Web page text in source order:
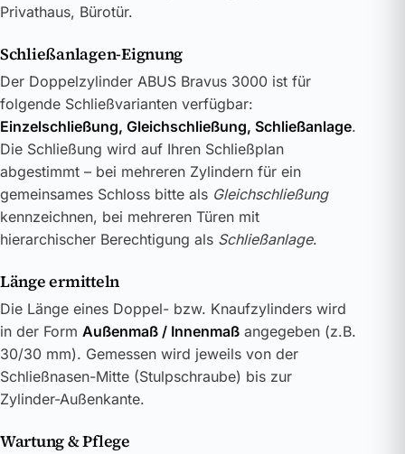
Privathaus, Bürotür.
Schließanlagen-Eignung
Der Doppelzylinder ABUS Bravus 3000 ist für
folgende Schließvarianten verfügbar:
Einzelschließung, Gleichschließung, Schließanlage.
Die Schließung wird auf Ihren Schließplan
abgestimmt – bei mehreren Zylindern für ein
gemeinsames Schloss bitte als Gleichschließung
kennzeichnen, bei mehreren Türen mit
hierarchischer Berechtigung als Schließanlage.
Länge ermitteln
Die Länge eines Doppel- bzw. Knaufzylinders wird
in der Form Außenmaß / Innenmaß angegeben (z.B.
30/30 mm). Gemessen wird jeweils von der
Schließnasen-Mitte (Stulpschraube) bis zur
Zylinder-Außenkante.
Wartung & Pflege